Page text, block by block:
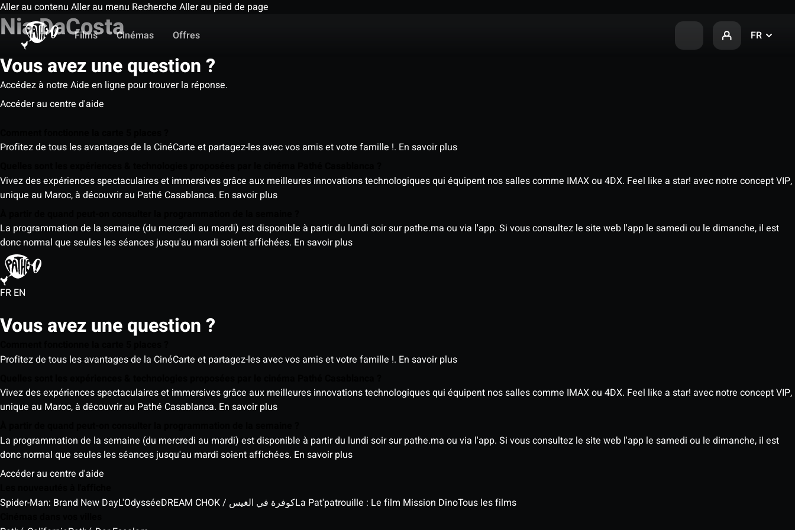
Aller au contenu Aller au menu Recherche Aller au pied de page
Films
Cinémas Offres FR
Nia DaCosta
Vous avez une question ?
Accédez à notre Aide en ligne pour trouver la réponse.
Accéder au centre d'aide
Profitez de tous les avantages de la CinéCarte et partagez-les avec vos amis et votre famille !. En savoir plus
Vivez des expériences spectaculaires et immersives grâce aux meilleures innovations technologiques qui équipent nos salles comme IMAX ou 4DX. Feel like a star! avec notre concept VIP,
unique au Maroc, à découvrir au Pathé Casablanca. En savoir plus
La programmation de la semaine (du mercredi au mardi) est disponible à partir du lundi soir sur pathe.ma ou via l'app. Si vous consultez le site web l'app le samedi ou le dimanche, il est
donc normal que seules les séances jusqu'au mardi soient affichées. En savoir plus
FR EN
Vous avez une question ?
Profitez de tous les avantages de la CinéCarte et partagez-les avec vos amis et votre famille !. En savoir plus
Vivez des expériences spectaculaires et immersives grâce aux meilleures innovations technologiques qui équipent nos salles comme IMAX ou 4DX. Feel like a star! avec notre concept VIP,
unique au Maroc, à découvrir au Pathé Casablanca. En savoir plus
La programmation de la semaine (du mercredi au mardi) est disponible à partir du lundi soir sur pathe.ma ou via l'app. Si vous consultez le site web l'app le samedi ou le dimanche, il est
donc normal que seules les séances jusqu'au mardi soient affichées. En savoir plus
Accéder au centre d'aide
Spider-Man: Brand New DayL'Odyssée DREAM CHOK / كوفرة في الغيسLa Pat'patrouille : Le film Mission DinoTous les films